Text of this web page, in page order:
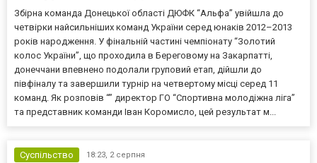
Збірна команда Донецької області ДЮФК “Альфа” увійшла до
четвірки найсильніших команд України серед юнаків 2012–2013
років народження. У фінальній частині чемпіонату “Золотий
колос України”, що проходила в Береговому на Закарпатті,
донеччани впевнено подолали груповий етап, дійшли до
півфіналу та завершили турнір на четвертому місці серед 11
команд. Як розповів “” директор ГО “Спортивна молодіжна ліга”
та представник команди Іван Коромисло, цей результат м...
Суспільство 18:23, 2 серпня